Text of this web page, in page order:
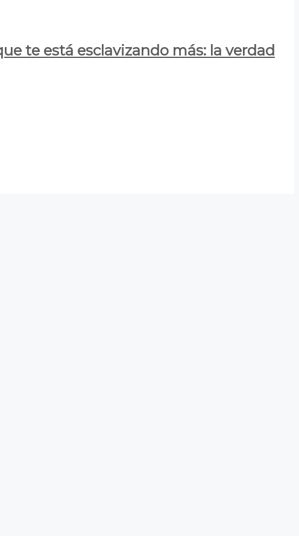
te está esclavizando más: la verdad